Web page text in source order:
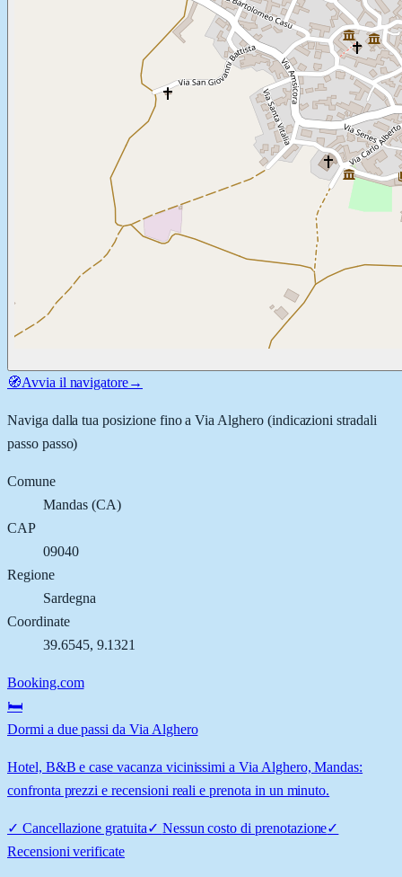
🧭Avvia il navigatore→
Naviga dalla tua posizione fino aVia Alghero(indicazioni stradali
passo passo)
Comune
Mandas(CA)
CAP
09040
Regione
Sardegna
Coordinate
39.6545, 9.1321
Booking.com
🛏️
Dormi a due passi da Via Alghero
Hotel, B&B e case vacanza vicinissimi a Via Alghero, Mandas:
confronta prezzi e recensioni reali e prenota in un minuto.
✓ Cancellazione gratuita✓ Nessun costo di prenotazione✓
Recensioni verificate